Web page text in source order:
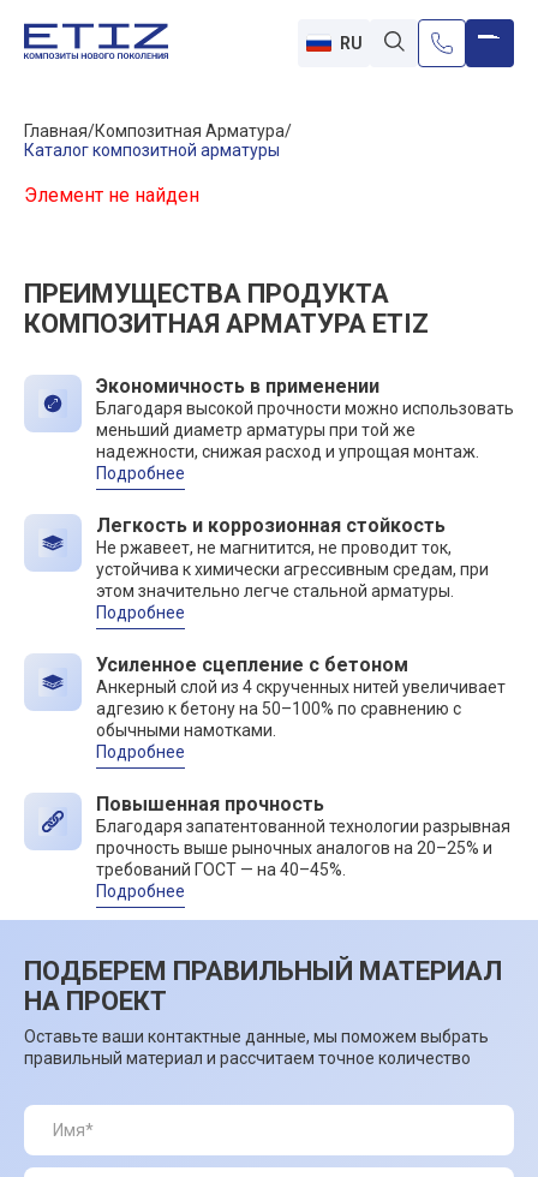
RU
Главная Композитная Арматура
Каталог композитной арматуры
Элемент не найден
ПРЕИМУЩЕСТВА ПРОДУКТА
КОМПОЗИТНАЯ АРМАТУРА ETIZ
Экономичность в применении
Благодаря высокой прочности можно использовать
меньший диаметр арматуры при той же
надежности, снижая расход и упрощая монтаж.
Подробнее
Легкость и коррозионная стойкость
Не ржавеет, не магнитится, не проводит ток,
устойчива к химически агрессивным средам, при
этом значительно легче стальной арматуры.
Подробнее
Усиленное сцепление с бетоном
Анкерный слой из 4 скрученных нитей увеличивает
адгезию к бетону на 50–100% по сравнению с
обычными намотками.
Подробнее
Повышенная прочность
Благодаря запатентованной технологии разрывная
прочность выше рыночных аналогов на 20–25% и
требований ГОСТ — на 40–45%.
Подробнее
ПОДБЕРЕМ ПРАВИЛЬНЫЙ МАТЕРИАЛ
НА ПРОЕКТ
Оставьте ваши контактные данные, мы поможем выбрать
правильный материал и рассчитаем точное количество